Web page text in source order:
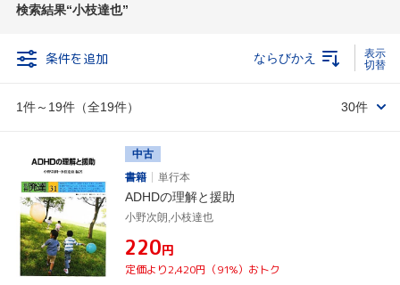
検索結果 小枝達也
条件を追加
1件～19件（全19件）
ならびかえ
30件
中古
書籍
単行本
ADHDの理解と援助
小野次朗,小枝達也
¥220円
定価より2,420円（91%）おトク